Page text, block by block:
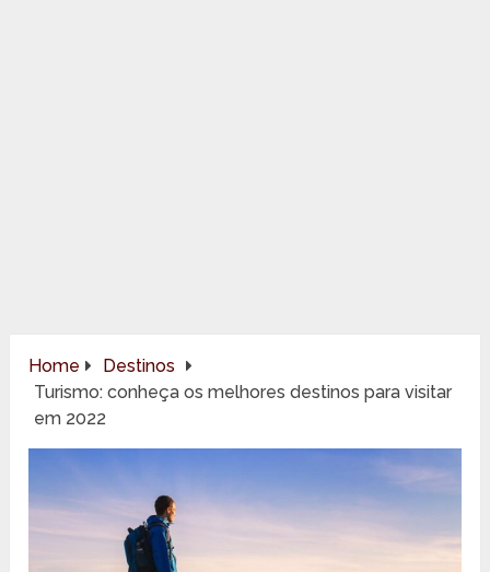
Home
Destinos
Turismo: conheça os melhores destinos para visitar
em 2022